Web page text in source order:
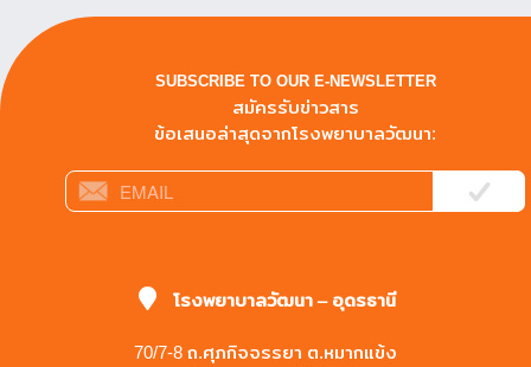
SUBSCRIBE TO OUR E-NEWSLETTER
สมัครรับข่าวสาร
ข้อเสนอล่าสุดจากโรงพยาบาลวัฒนา:
โรงพยาบาลวัฒนา – อุดรธานี
70/7-8 ถ.ศุภกิจจรรยา ต.หมากแข้ง